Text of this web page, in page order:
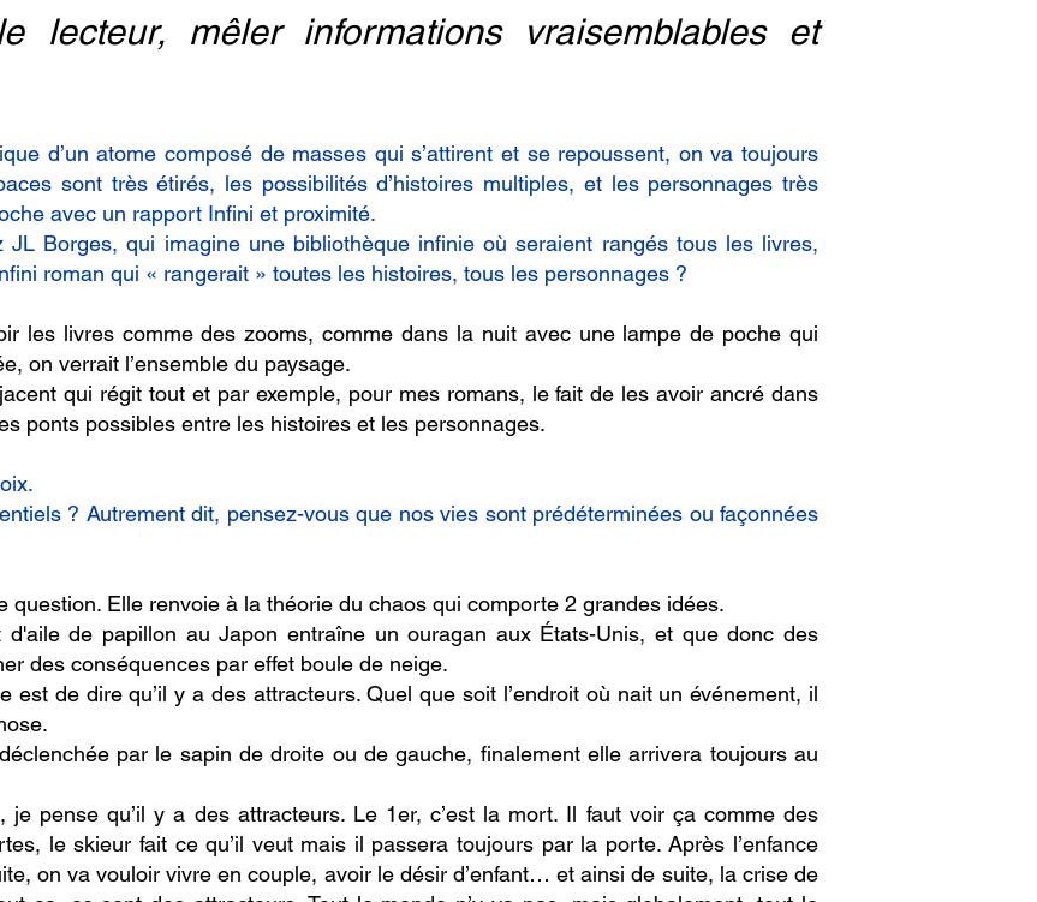
lecteur, mêler informations vraisemblables et
d’un atome composé de masses qui s’attirent et se repoussent, on va toujours
sont très étirés, les possibilités d’histoires multiples, et les personnages très
avec un rapport Infini et proximité.
Borges, qui imagine une bibliothèque infinie où seraient rangés tous les livres,
roman qui « rangerait » toutes les histoires, tous les personnages ?
les livres comme des zooms, comme dans la nuit avec une lampe de poche qui
on verrait l’ensemble du paysage.
qui régit tout et par exemple, pour mes romans, le fait de les avoir ancré dans
ponts possibles entre les histoires et les personnages.
? Autrement dit, pensez-vous que nos vies sont prédéterminées ou façonnées
question. Elle renvoie à la théorie du chaos qui comporte 2 grandes idées.
d'aile de papillon au Japon entraîne un ouragan aux États-Unis, et que donc des
des conséquences par effet boule de neige.
est de dire qu’il y a des attracteurs. Quel que soit l’endroit où nait un événement, il
par le sapin de droite ou de gauche, finalement elle arrivera toujours au
pense qu’il y a des attracteurs. Le 1er, c’est la mort. Il faut voir ça comme des
le skieur fait ce qu’il veut mais il passera toujours par la porte. Après l’enfance
on va vouloir vivre en couple, avoir le désir d’enfant… et ainsi de suite, la crise de